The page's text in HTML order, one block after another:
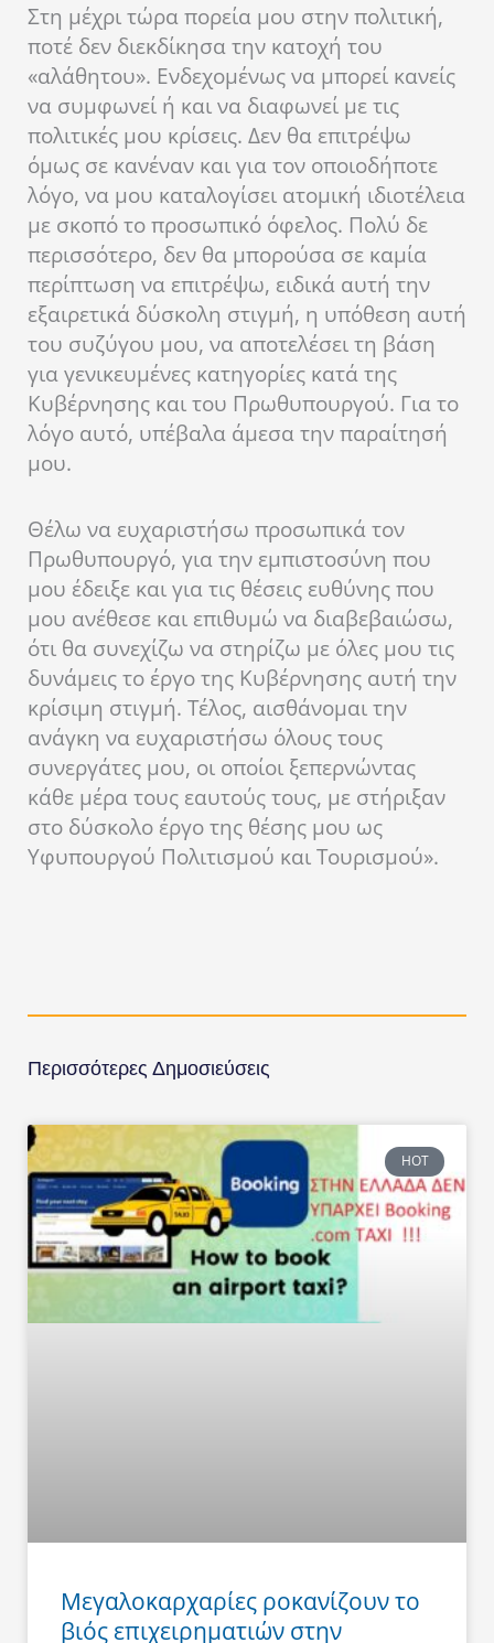
Στη μέχρι τώρα πορεία μου στην πολιτική,
ποτέ δεν διεκδίκησα την κατοχή του
«αλάθητου». Ενδεχομένως να μπορεί κανείς
να συμφωνεί ή και να διαφωνεί με τις
πολιτικές μου κρίσεις. Δεν θα επιτρέψω
όμως σε κανέναν και για τον οποιοδήποτε
λόγο, να μου καταλογίσει ατομική ιδιοτέλεια
με σκοπό το προσωπικό όφελος. Πολύ δε
περισσότερο, δεν θα μπορούσα σε καμία
περίπτωση να επιτρέψω, ειδικά αυτή την
εξαιρετικά δύσκολη στιγμή, η υπόθεση αυτή
του συζύγου μου, να αποτελέσει τη βάση
για γενικευμένες κατηγορίες κατά της
Κυβέρνησης και του Πρωθυπουργού. Για το
λόγο αυτό, υπέβαλα άμεσα την παραίτησή
μου.
Θέλω να ευχαριστήσω προσωπικά τον
Πρωθυπουργό, για την εμπιστοσύνη που
μου έδειξε και για τις θέσεις ευθύνης που
μου ανέθεσε και επιθυμώ να διαβεβαιώσω,
ότι θα συνεχίζω να στηρίζω με όλες μου τις
δυνάμεις το έργο της Κυβέρνησης αυτή την
κρίσιμη στιγμή. Τέλος, αισθάνομαι την
ανάγκη να ευχαριστήσω όλους τους
συνεργάτες μου, οι οποίοι ξεπερνώντας
κάθε μέρα τους εαυτούς τους, με στήριξαν
στο δύσκολο έργο της θέσης μου ως
Υφυπουργού Πολιτισμού και Τουρισμού».
Περισσότερες Δημοσιεύσεις
HOT
Μεγαλοκαρχαρίες ροκανίζουν το
βιός επιχειρηματιών στην